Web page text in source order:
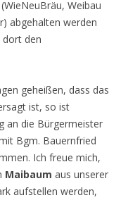
Weibau
abgehalten werden
dort den
geheißen, dass das
ist, so ist
an die Bürgermeister
Bgm. Bauernfried
Ich freue mich,
Maibaum aus unserer
aufstellen werden,